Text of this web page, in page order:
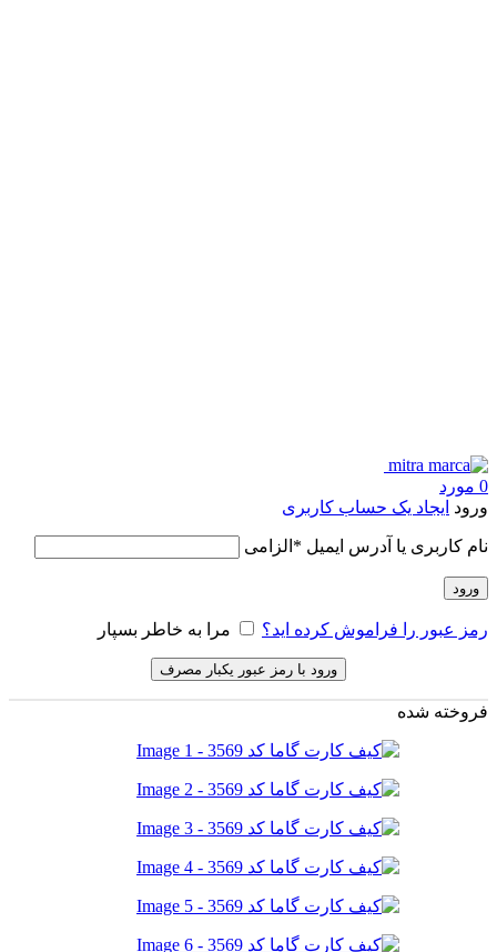
0 مورد
ورود ایجاد یک حساب کاربری
نام کاربری یا آدرس ایمیل * الزامی
ورود
رمز عبور را فراموش کرده اید؟ مرا به خاطر بسپار
ورود با رمز عبور یکبار مصرف
فروخته شده